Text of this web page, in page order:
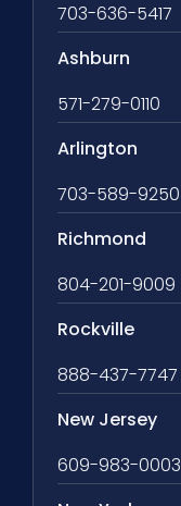
703-636-5417
Ashburn
571-279-0110
Arlington
703-589-9250
Richmond
804-201-9009
Rockville
888-437-7747
New Jersey
609-983-0003